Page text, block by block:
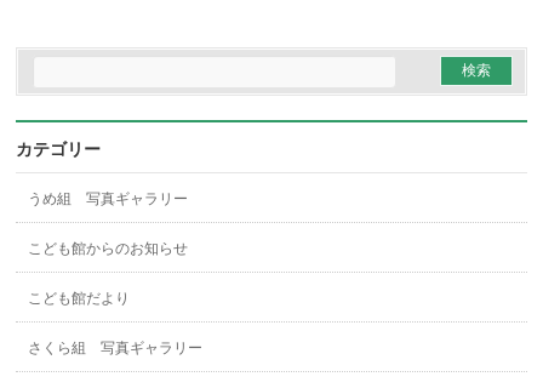
カテゴリー
うめ組 写真ギャラリー
こども館からのお知らせ
こども館だより
さくら組 写真ギャラリー